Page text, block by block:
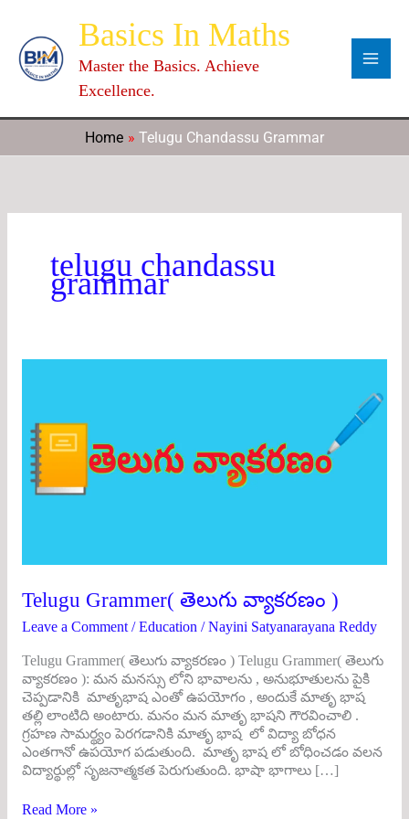
content
Basics In Maths
Master the Basics. Achieve
Excellence.
Home Telugu Chandassu Grammar
telugu chandassu
grammar
Telugu Grammer( తెలుగు వ్యాకరణం )
Leave a Comment /Education /Nayini Satyanarayana Reddy
Telugu Grammer( తెలుగు వ్యాకరణం ) Telugu Grammer( తెలుగు
వ్యాకరణం ): మన మనస్సు లోని భావాలను , అనుభూతులను పైకి
చెప్పడానికి మాతృభాష ఎంతో ఉపయోగం , అందుకే మాతృ భాష
తల్లి లాంటిది అంటారు. మనం మన మాతృ భాషని గౌరవించాలి .
గ్రహణ సామర్థ్యం పెరగడానికి మాతృ భాష లో విద్యా బోధన
ఎంతగానో ఉపయోగ పడుతుంది. మాతృ భాష లో బోధించడం వలన
విద్యార్థుల్లో సృజనాత్మకత పెరుగుతుంది. భాషా భాగాలు […]
వ్యాకరణం
Read More »
a
t
o
i